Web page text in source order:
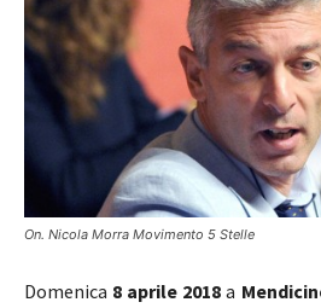
On. Nicola Morra Movimento 5 Stelle
Domenica 8 aprile 2018 a